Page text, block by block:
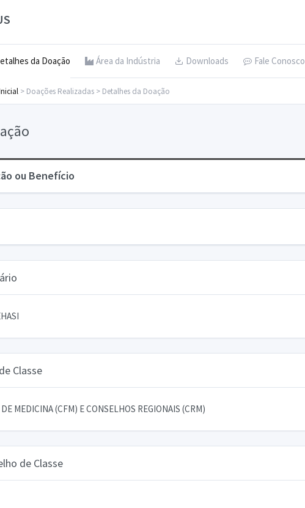
da Doação Área da Indústria Downloads Fale Conosco
> Doações Realizadas > Detalhes da Doação
ou Benefício
Classe
MEDICINA (CFM) E CONSELHOS REGIONAIS (CRM)
de Classe